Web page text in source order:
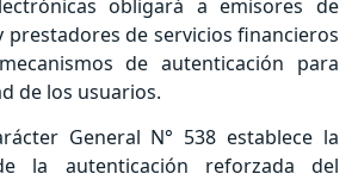
obligará a emisores de
prestadores de servicios financieros
de autenticación para
de los usuarios.
General N° 538 establece la
la autenticación reforzada del